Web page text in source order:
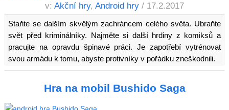
v: Akční hry, Android hry / 17.2.2017
Staňte se dalším skvělým zachráncem celého světa. Ubraňte
svět před kriminálníky. Najměte si další hrdiny z komiksů a
pracujte na opravdu špinavé práci. Je zapotřebí vytrénovat
svou armádu k tomu, abyste protivníky v pořádku zneškodnili.
Hra na mobil Bushido Saga